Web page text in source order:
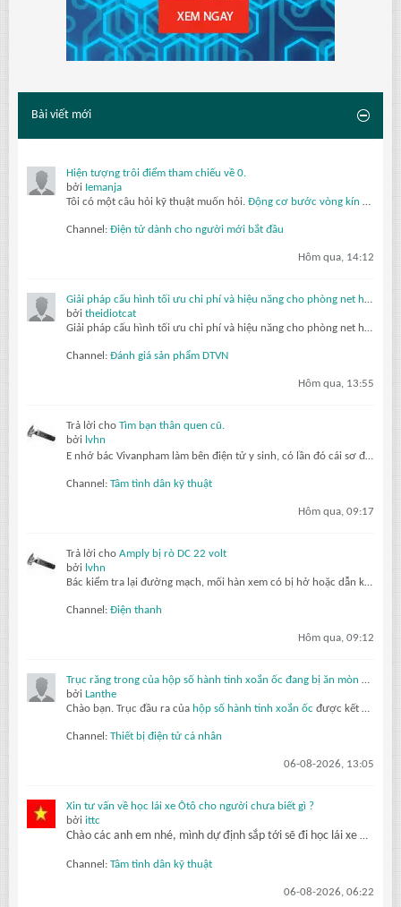
Bài viết mới
Hiện tượng trôi điểm tham chiếu về 0.
bởi Iemanja
Tôi có một câu hỏi kỹ thuật muốn hỏi. Động cơ bước vòng kín
Channel: Điện tử dành cho người mới bắt đầu
Hôm qua, 14:12
Giải pháp cấu hình tối ưu chi phí và hiệu năng cho phòng net hiện đại với AMD Ryzen 7 5700G, 5700X và Radeon RX 6500XT, 7600 8GB
bởi theidiotcat
Giải pháp cấu hình tối ưu chi phí và hiệu năng cho phòng net hiện đại với AMD Ryzen 7 5700G, 5700X và Radeon RX 6500XT, 7600 8GB
Channel: Đánh giá sản phẩm DTVN
Hôm qua, 13:55
Trả lời cho Tìm bạn thân quen cũ.
bởi lvhn
E nhớ bác Vivanpham làm bên điện tử y sinh, có lần đó cái sơ đồ máy chụp x quang sao có mấy con thryristor làm gì mà ko ai trả lới đúng cả
Channel: Tâm tình dân kỹ thuật
Hôm qua, 09:17
Trả lời cho Amply bị rò DC 22 volt
bởi lvhn
Bác kiểm tra lại đường mạch, mối hàn xem có bị hở hoặc dẫn không tốt không?
Channel: Điện thanh
Hôm qua, 09:12
Trục răng trong của hộp số hành tinh xoắn ốc đang bị ăn mòn do ma sát dưới tác động của mô-men xoắn thay đổi.
bởi Lanthe
Chào bạn. Trục đầu ra của hộp số hành tinh xoắn ốc được kết nối với mặt bích của khách hàng thông qua một trục răng trong. Sau chưa đầy sáu tháng hoạt động, nó phát ra tiếng kêu lách cách và độ rơ lớn đáng báo động.
Channel: Thiết bị điện tử cá nhân
06-08-2026, 13:05
Xin tư vấn về học lái xe Ôtô cho người chưa biết gì ?
bởi ittc
Chào các anh em nhé, mình dự định sắp tới sẽ đi học lái xe Ôtô, thi lấy bằng lái. Cụ thể mình sẽ học và thi lấy giấy phép lái xe hạng B. Thật sự mình là người chưa có kiến thức hiểu biết gì về Ôtô cả ? tất nhiên mình sẽ phải
Channel: Tâm tình dân kỹ thuật
06-08-2026, 06:22